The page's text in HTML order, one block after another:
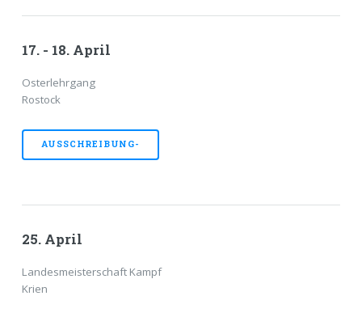
17. - 18. April
Osterlehrgang
Rostock
AUSSCHREIBUNG-
25. April
Landesmeisterschaft Kampf
Krien